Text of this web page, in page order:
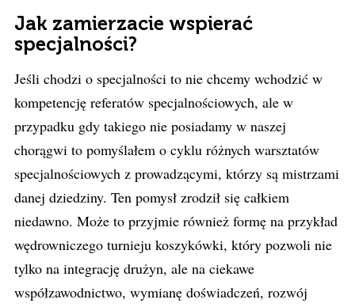
Jak zamierzacie wspierać
specjalności?
Jeśli chodzi o specjalności to nie chcemy wchodzić w
kompetencję referatów specjalnościowych, ale w
przypadku gdy takiego nie posiadamy w naszej
chorągwi to pomyślałem o cyklu różnych warsztatów
specjalnościowych z prowadzącymi, którzy są mistrzami
danej dziedziny. Ten pomysł zrodził się całkiem
niedawno. Może to przyjmie również formę na przykład
wędrowniczego turnieju koszykówki, który pozwoli nie
tylko na integrację drużyn, ale na ciekawe
współzawodnictwo, wymianę doświadczeń, rozwój